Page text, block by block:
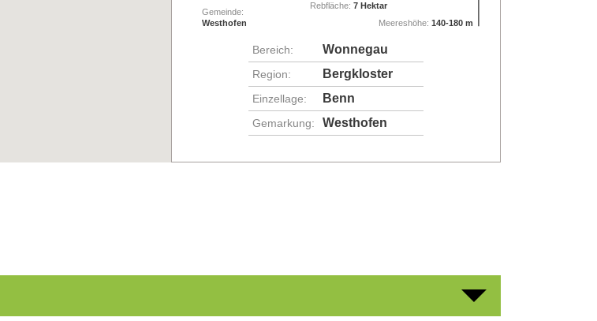
Rebfläche: 7 Hektar
Gemeinde:
Westhofen Meereshöhe:140-180 m
Bereich: Wonnegau
Region: Bergkloster
Einzellage: Benn
Gemarkung: Westhofen